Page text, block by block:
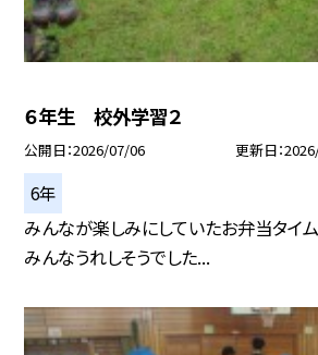
６年生 校外学習２
公開日 2026/07/06 更新日
6年
みんなが楽しみにしていたお弁当タイム
みんなうれしそうでした...